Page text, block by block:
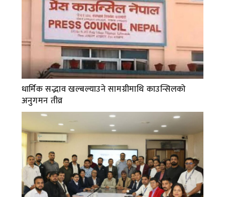
धार्मिक सद्भाव खल्बल्याउने सामग्रीमाथि काउन्सिलको
अनुगमन तीव्र